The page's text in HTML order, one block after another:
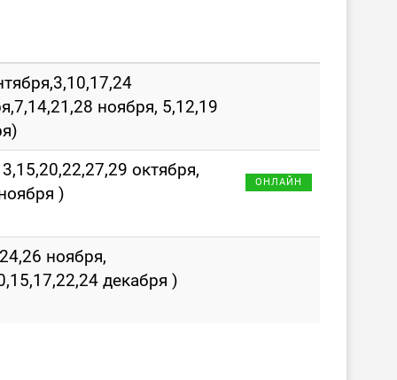
ноября, 5,12,19
октября,
)
ОНЛАЙН
ноября,
декабря )